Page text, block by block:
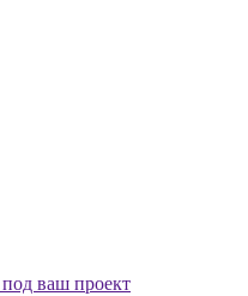
ваш проект